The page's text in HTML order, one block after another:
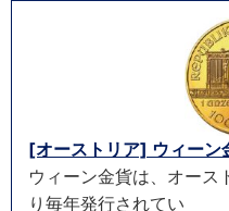
[オーストリア] ウィーン
ウィーン金貨は、オース
り毎年発行されてい